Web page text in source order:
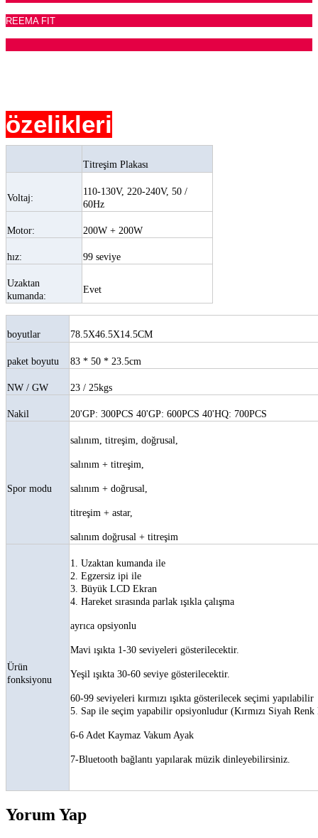
REEMA FIT
özelikleri
Titreşim Plakası
Voltaj:
110-130V, 220-240V, 50 /
60Hz
Motor: 200W + 200W
hız: 99 seviye
Uzaktan
kumanda:
Evet
boyutlar 78.5X46.5X14.5CM
paket boyutu 83 * 50 * 23.5cm
NW / GW 23 / 25kgs
Nakil 20'GP: 300PCS 40'GP: 600PCS 40'HQ: 700PCS
Spor modu
salınım, titreşim, doğrusal,
salınım + titreşim,
salınım + doğrusal,
titreşim + astar,
salınım doğrusal + titreşim
Ürün
fonksiyonu
1. Uzaktan kumanda ile
2. Egzersiz ipi ile
3. Büyük LCD Ekran
4. Hareket sırasında parlak ışıkla çalışma
ayrıca opsiyonlu
Mavi ışıkta 1-30 seviyeleri gösterilecektir.
Yeşil ışıkta 30-60 seviye gösterilecektir.
60-99 seviyeleri kırmızı ışıkta gösterilecek seçimi yapılabilir
5. Sap ile seçim yapabilir opsiyonludur (Kırmızı Siyah Renk
6-6 Adet Kaymaz Vakum Ayak
7-Bluetooth bağlantı yapılarak müzik dinleyebilirsiniz.
Yorum Yap